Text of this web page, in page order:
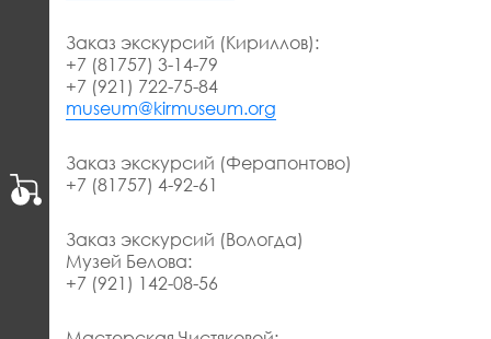
Заказ экскурсий (Кириллов):
+7 (81757) 3-14-79
+7 (921) 722-75-84
museum@kirmuseum.org
Заказ экскурсий (Ферапонтово)
+7 (81757) 4-92-61
Заказ экскурсий (Вологда)
Музей Белова:
+7 (921) 142-08-56